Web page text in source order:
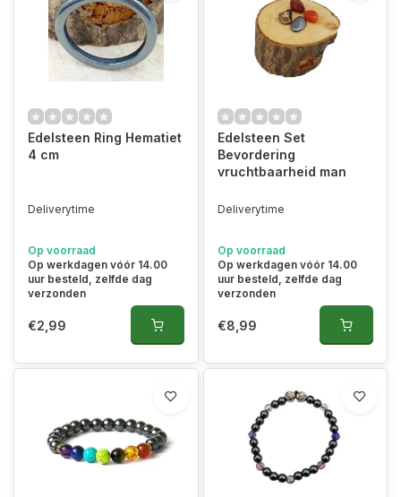
Edelsteen Ring Hematiet
4 cm
Deliverytime
Op voorraad
Op werkdagen vóór 14.00
uur besteld, zelfde dag
verzonden
€2,99
Edelsteen Set
Bevordering
vruchtbaarheid man
Deliverytime
Op voorraad
Op werkdagen vóór 14.00
uur besteld, zelfde dag
verzonden
€8,99